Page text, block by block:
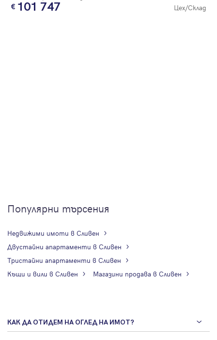
101 747 Цех/Склад
Популярни търсения
Недвижими имоти в Сливен
Двустайни апартаменти в Сливен
Тристайни апартаменти в Сливен
Къщи и вили в Сливен
Магазини продава в Сливен
КАК ДА ОТИДЕМ НА ОГЛЕД НА ИМОТ?